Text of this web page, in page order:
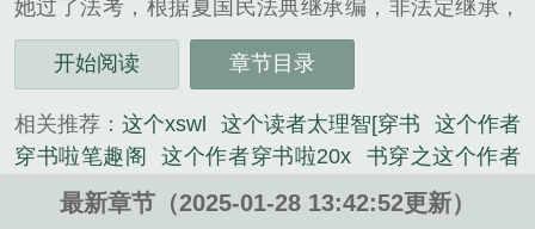
她过了法考，根据夏国民法典继承编，非法定继承，
继承人沉默视同放弃。来搞笑的吗？分手三十多年，
各自婚嫁，临死前想起来补偿了？她就知道这是个麻
睁开眼睛，她在年少无知时写的小说里，简单点，她
穿书啦！这个作者穿书啦！...
《这个作者穿书啦！》是甘草秋梨精心创作的都市小
开始阅读 章节目录
相关推荐： 这个xswl 这个读者太理智[穿书
这个作者
穿书啦笔趣阁
这个作者穿书啦20x
书穿之这个作者
必须死 穿书这个小受是我的 [穿书 这个作者穿书啦!
甘草秋梨
这个作者穿书啦! 甘草秋梨TXT
这个读者
最新章节（2025-01-28 13:42:52更新）